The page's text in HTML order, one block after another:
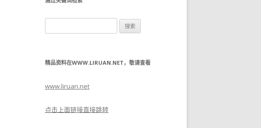
索：
精品资料在WWW.LIRUAN.NET，敬请查看
www.liruan.net
点击上面链接直接跳转